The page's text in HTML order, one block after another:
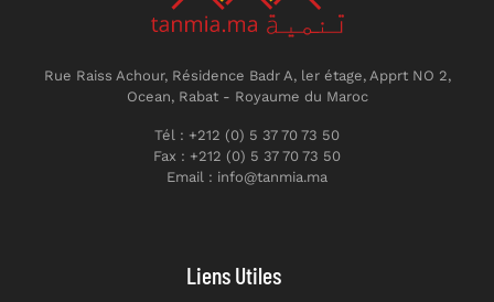
Rue Raiss Achour, Résidence Badr A, ler étage, Apprt NO 2,
Ocean, Rabat - Royaume du Maroc
Tél : +212 (0) 5 37 70 73 50
Fax : +212 (0) 5 37 70 73 50
Email : info@tanmia.ma
Liens Utiles